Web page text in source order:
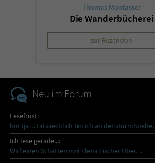
Thomas Montasser
Die Wanderbücherei
zur Rezension
Neu im Forum
Lesefrust:
hm tja… tatsaechlich bin ich an der
Ich lese gerade...:
Wirf einen Schatten von Elena Fischer Über…